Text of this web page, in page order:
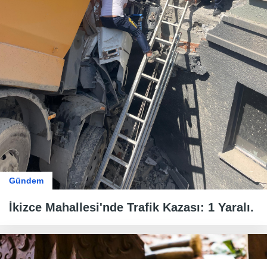
Gündem
İkizce Mahallesi'nde Trafik Kazası: 1 Yaralı.